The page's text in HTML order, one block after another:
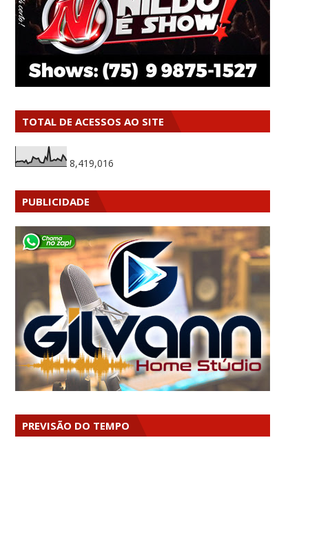
TOTAL DE ACESSOS AO SITE
8,419,016
PUBLICIDADE
PREVISÃO DO TEMPO